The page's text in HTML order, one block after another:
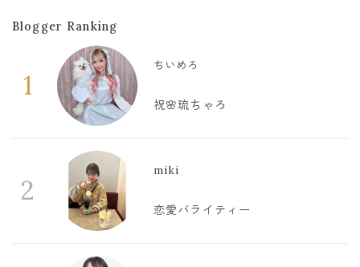
Blogger Ranking
1
ちいめろ
祝🌸琉ちゃろ
2
miki
恋愛バライティー